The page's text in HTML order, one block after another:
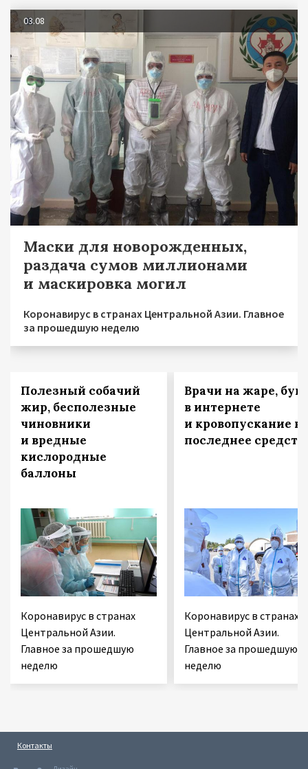
03.08
Маски для новорожденных,
раздача сумов миллионами
и маскировка могил
Коронавирус в странах Центральной Азии. Главное
за прошедшую неделю
Полезный собачий
жир, бесполезные
чиновники
и вредные
кислородные
баллоны
Коронавирус в странах
Центральной Азии.
Главное за прошедшую
неделю
Врачи на жаре,
в интернете
и кровопускание
последнее
Коронавирус в странах
Центральной Азии.
Главное за прошедшую
неделю
Контакты